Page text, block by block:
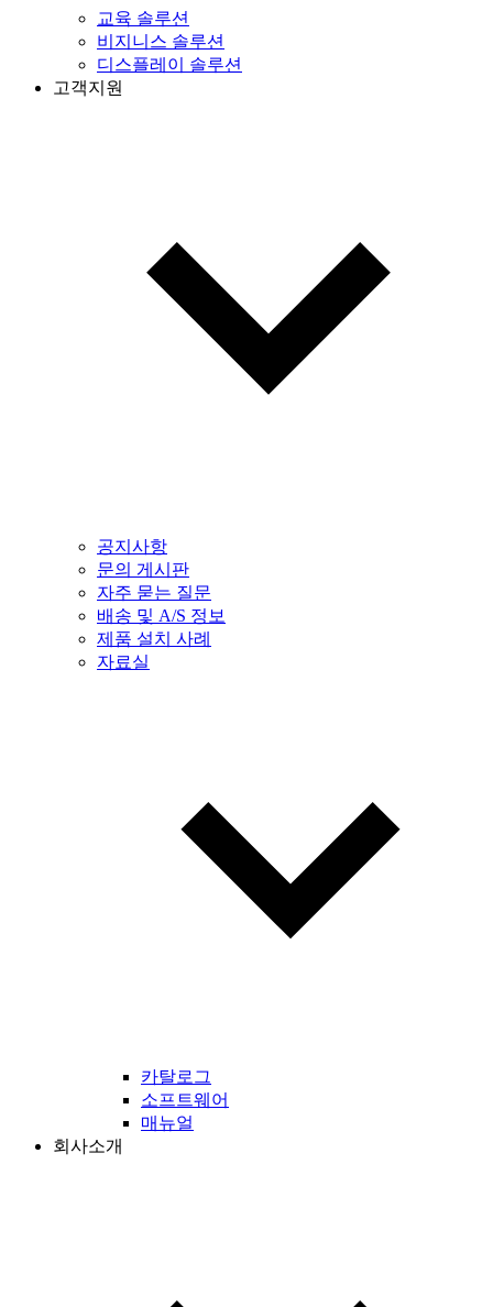
교육 솔루션
비지니스 솔루션
디스플레이 솔루션
고객지원
공지사항
문의 게시판
자주 묻는 질문
배송 및 A/S 정보
제품 설치 사례
자료실
카탈로그
소프트웨어
매뉴얼
회사소개